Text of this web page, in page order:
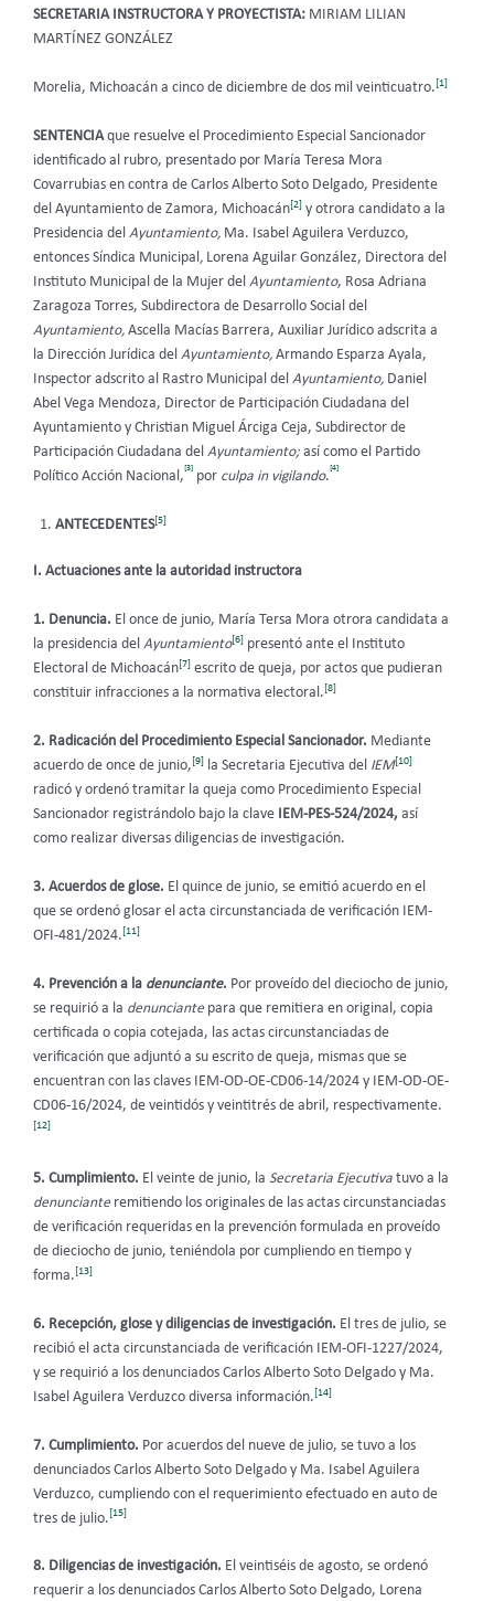
SECRETARIA INSTRUCTORA Y PROYECTISTA: MIRIAM LILIAN
MARTÍNEZ GONZÁLEZ
Morelia, Michoacán a cinco de diciembre de dos mil veinticuatro.[1]
SENTENCIAque resuelve el Procedimiento Especial Sancionador
identificado al rubro, presentado por María Teresa Mora
Covarrubias en contra de Carlos Alberto Soto Delgado, Presidente
del Ayuntamiento de Zamora, Michoacán[2] y otrora candidato a la
Presidencia del Ayuntamiento, Ma. Isabel Aguilera Verduzco,
entonces Síndica Municipal , Lorena Aguilar González, Directora del
Instituto Municipal de la Mujer del Ayuntamiento, Rosa Adriana
Zaragoza Torres, Subdirectora de Desarrollo Social del
Ayuntamiento, Ascella Macías Barrera, Auxiliar Jurídico adscrita a
la Dirección Jurídica del Ayuntamiento, Armando Esparza Ayala,
Inspector adscrito al Rastro Municipal del Ayuntamiento, Daniel
Abel Vega Mendoza, Director de Participación Ciudadana del
Ayuntamiento y Christian Miguel Árciga Ceja, Subdirector de
Participación Ciudadana del Ayuntamiento; así como el Partido
Político Acción Nacional,
[3]
por culpa in vigilando.
[4]
ANTECEDENTES[5]
I. Actuaciones ante la autoridad instructora
1. Denuncia. El once de junio, María Tersa Mora otrora candidata a
la presidencia del Ayuntamiento[6] presentó ante el Instituto
Electoral de Michoacán[7] escrito de queja, por actos que pudieran
constituir infracciones a la normativa electoral.[8]
2. Radicación del Procedimiento Especial Sancionador. Mediante
acuerdo de once de junio,[9] la Secretaria Ejecutiva del IEM[10]
radicó y ordenó tramitar la queja como Procedimiento Especial
Sancionador registrándolo bajo la clave
IEM-PES-524/2024, así
como realizar diversas diligencias de investigación.
3. Acuerdos de glose. El quince de junio, se emitió acuerdo en el
que se ordenó glosar el acta circunstanciada de verificación IEM-
OFI-481/2024.[11]
4. Prevención a la denunciante. Por proveído del dieciocho de junio,
se requirió a la denunciante para que remitiera en original, copia
certificada o copia cotejada, las actas circunstanciadas de
verificación que adjuntó a su escrito de queja, mismas que se
encuentran con las claves IEM-OD-OE-CD06-14/2024 y IEM-OD-OE-
CD06-16/2024, de veintidós y veintitrés de abril, respectivamente.
[12]
5. Cumplimiento. El veinte de junio, la Secretaria Ejecutiva tuvo a la
denuncianteremitiendo los originales de las actas circunstanciadas
de verificación requeridas en la prevención formulada en proveído
de dieciocho de junio, teniéndola por cumpliendo en tiempo y
forma.[13]
6. Recepción, glose y diligencias de investigación. El tres de julio, se
recibió el acta circunstanciada de verificación IEM-OFI-1227/2024,
y se requirió a los denunciados Carlos Alberto Soto Delgado y Ma.
Isabel Aguilera Verduzco diversa información.[14]
7. Cumplimiento. Por acuerdos del nueve de julio, se tuvo a los
denunciados Carlos Alberto Soto Delgado y Ma. Isabel Aguilera
Verduzco, cumpliendo con el requerimiento efectuado en auto de
tres de julio. [15]
8. Diligencias de investigación. El veintiséis de agosto, se ordenó
requerir a los denunciados Carlos Alberto Soto Delgado, Lorena